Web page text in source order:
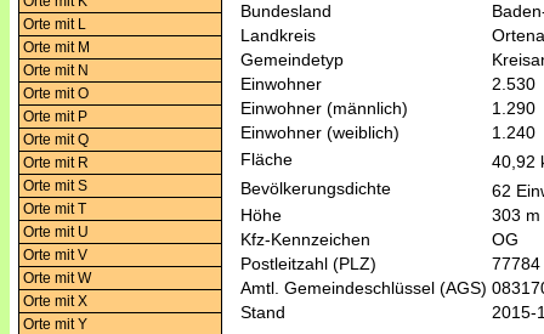
Orte mit L
Orte mit M
Orte mit N
Orte mit O
Orte mit P
Orte mit Q
Orte mit R
Orte mit S
Orte mit T
Orte mit U
Orte mit V
Orte mit W
Orte mit X
Orte mit Y
Bundesland
Landkreis
Gemeindetyp
Einwohner
2.530
Einwohner (männlich)
1.290
Einwohner (weiblich)
1.240
Fläche
40,92
Bevölkerungsdichte
62
Höhe
303 m
Kfz-Kennzeichen
OG
Postleitzahl (PLZ)
77784
Amtl. Gemeindeschlüssel (AGS)
Stand
2015-